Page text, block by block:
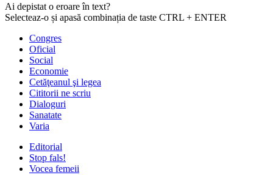
Ai depistat o eroare în text?
Selecteaz-o și apasă combinația de taste CTRL + ENTER
Congres
Oficial
Social
Economie
Cetăţeanul şi legea
Cititorii ne scriu
Dialoguri
Sanatate
Varia
Editorial
Stop fals!
Vocea femeii